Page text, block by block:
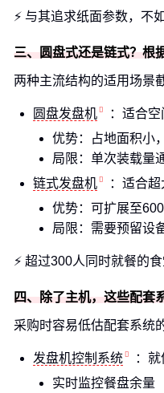
⚡️ 与其追求纸面参数，不
三、圆盘式还是链式？根
两种主流结构的适用场景
圆盘发盘机
：适合
优势：占地面积小
局限：单次装载量
链式发盘机
：适合
优势：可扩展至
局限：需要预留设
⚡️ 超过300人同时就餐的
四、除了主机，这些配套
采购时容易低估配套系统
发盘机控制系统
：
实时监控餐盘余量